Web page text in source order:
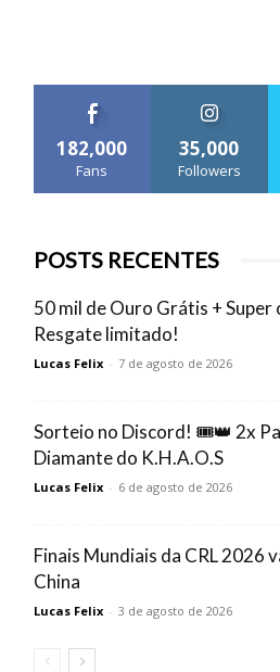
182,000
Fans
35,000
Followers
POSTS RECENTES
50 mil de Ouro Grátis +
Resgate limitado!
Lucas Felix - 7 de agosto de 2026
Sorteio no Discord! 🎟️👑 2x
Diamante do K.H.A.O.S
Lucas Felix - 6 de agosto de 2026
Finais Mundiais da CRL 2026
China
Lucas Felix - 3 de agosto de 2026